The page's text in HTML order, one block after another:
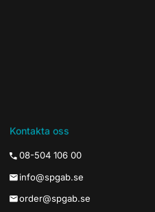
Kontakta oss
08-504 106 00
info@spgab.se
order@spgab.se